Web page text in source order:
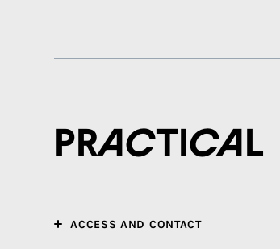
Practical
ACCESS AND CONTACT